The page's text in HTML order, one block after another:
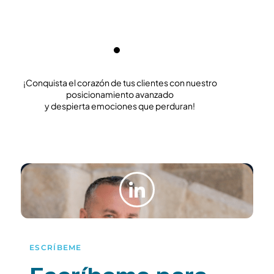
¡Conquista el corazón de tus clientes con nuestro
posicionamiento avanzado
y despierta emociones que perduran!
ESCRÍBEME